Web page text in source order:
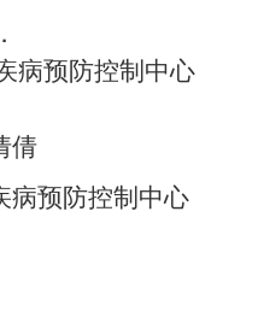
病预防控制中心
倩
病预防控制中心